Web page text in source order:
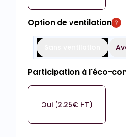
Option de ventilation
Participation à l'éco-
Oui (2.25€ HT)